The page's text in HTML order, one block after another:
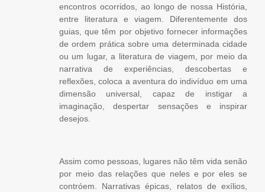
encontros ocorridos, ao longo de nossa História,
entre literatura e viagem. Diferentemente dos
guias, que têm por objetivo fornecer informações
de ordem prática sobre uma determinada cidade
ou um lugar, a literatura de viagem, por meio da
narrativa de experiências, descobertas e
reflexões, coloca a aventura do indivíduo em uma
dimensão universal, capaz de instigar a
imaginação, despertar sensações e inspirar
desejos.
Assim como pessoas, lugares não têm vida senão
por meio das relações que neles e por eles se
contróem. Narrativas épicas, relatos de exílios,